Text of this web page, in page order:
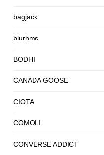
bagjack
blurhms
BODHI
CANADA GOOSE
CIOTA
COMOLI
CONVERSE ADDICT